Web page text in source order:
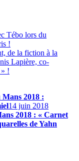
Tébo lors du
!
de la fiction à la
Lapière, co-
!
Mans 2018 :
14 juin 2018
2018 : « Carnet
de Yahn